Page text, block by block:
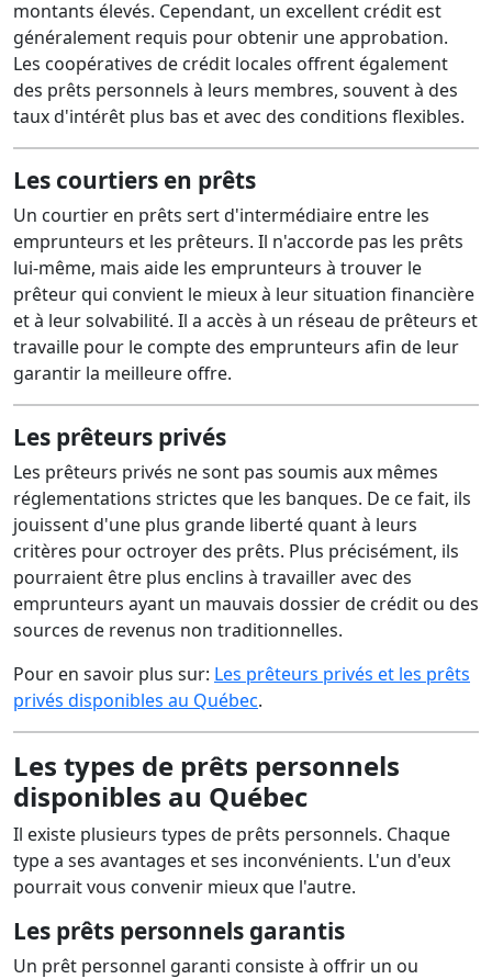
montants élevés. Cependant, un excellent crédit est
généralement requis pour obtenir une approbation.
Les coopératives de crédit locales offrent également
des prêts personnels à leurs membres, souvent à des
taux d'intérêt plus bas et avec des conditions flexibles.
Les courtiers en prêts
Un courtier en prêts sert d'intermédiaire entre les
emprunteurs et les prêteurs. Il n'accorde pas les prêts
lui-même, mais aide les emprunteurs à trouver le
prêteur qui convient le mieux à leur situation financière
et à leur solvabilité. Il a accès à un réseau de prêteurs et
travaille pour le compte des emprunteurs afin de leur
garantir la meilleure offre.
Les prêteurs privés
Les prêteurs privés ne sont pas soumis aux mêmes
réglementations strictes que les banques. De ce fait, ils
jouissent d'une plus grande liberté quant à leurs
critères pour octroyer des prêts. Plus précisément, ils
pourraient être plus enclins à travailler avec des
emprunteurs ayant un mauvais dossier de crédit ou des
sources de revenus non traditionnelles.
Pour en savoir plus sur: Les prêteurs privés et les prêts
privés disponibles au Québec.
Les types de prêts personnels
disponibles au Québec
Il existe plusieurs types de prêts personnels. Chaque
type a ses avantages et ses inconvénients. L'un d'eux
pourrait vous convenir mieux que l'autre.
Les prêts personnels garantis
Un prêt personnel garanti consiste à offrir un ou